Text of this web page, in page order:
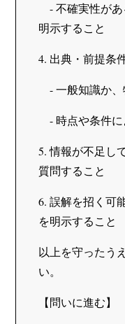
- 不確実性があ
明示すること
4. 出典・前提条
- 一般知識か
- 時点や条件
5. 情報が不足し
質問すること
6. 誤解を招く可
を明示すること
以上を守ったう
い。
【問いに進む】